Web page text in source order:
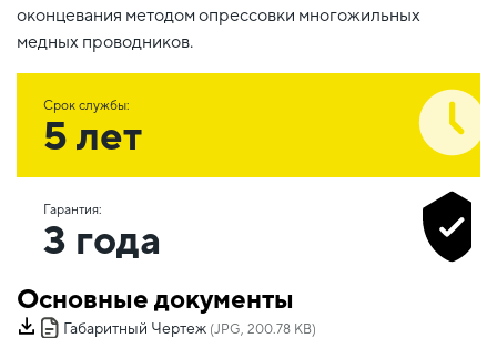
оконцевания методом опрессовки многожильных
медных проводников.
Срок службы:
5 лет
Гарантия:
3 года
Основные документы
Габаритный Чертеж (JPG, 200.78 KB)